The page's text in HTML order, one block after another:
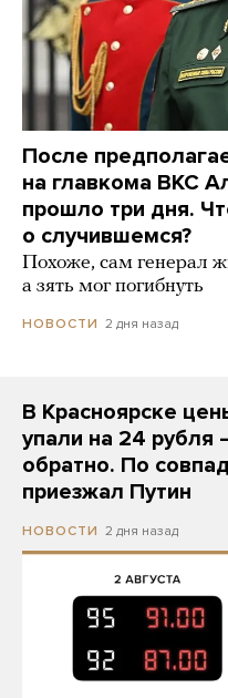
После
на главкома ВКС
прошло три дня.
о случившемся?
Похоже, сам генерал
а зять мог погибнуть
НОВОСТИ 2 дня назад
В Красноярске
упали на 24 рубля
обратно. По
приезжал Путин
НОВОСТИ 2 дня назад